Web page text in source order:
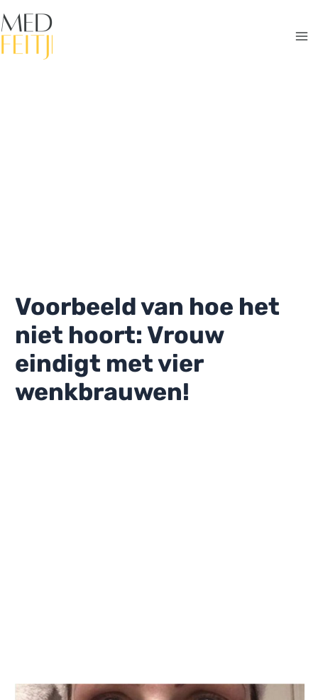
naar
de
Voorbeeld van hoe het
niet hoort: Vrouw
eindigt met vier
wenkbrauwen!